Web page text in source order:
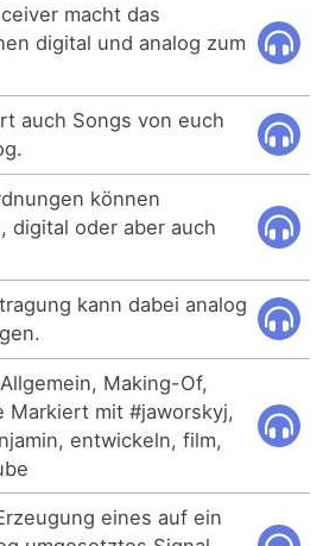
macht das
digital und analog zum
auch Songs von euch
können
digital oder aber auch
kann dabei analog
Making-Of,
Markiert mit #jaworskyj,
entwickeln, film,
eines auf ein